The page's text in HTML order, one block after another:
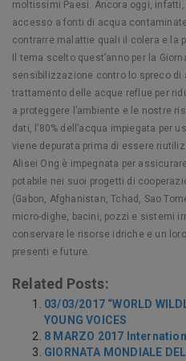
moltissimi Paesi. Ancora oggi,
accesso a fonti di acqua
contrarre malattie quali il colera e la
Il tema scelto quest’anno per la
sensibilizzazione contro lo spreco di
trattamento delle acque reflue per
a proteggere l’ambiente e le nostre
dati, l’80% dell’acqua impiegata per
viene depurata prima di essere
Alisei Ong è impegnata per
potabile nei suoi progetti di
(Gabon, Afghanistan, Tchad, Sao
micro-dighe, bacini, pozzi e sistemi
conservare le risorse idriche e un
presenti e future.
Related Posts:
03/03/2017 “WORLD
YOUNG VOICES
8 MARZO 2017
GIORNATA MONDIALE